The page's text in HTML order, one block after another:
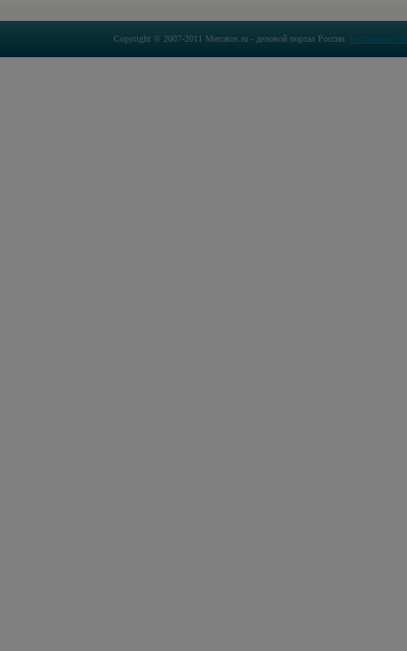
Copyright © 2007-2011 Mercatos.ru - деловой портал России. Бесплатные